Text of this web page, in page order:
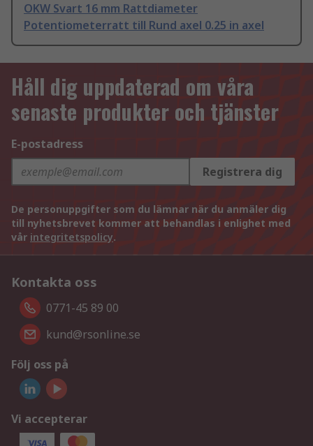
OKW Svart 16 mm Rattdiameter
Potentiometerratt till Rund axel 0.25 in axel
Håll dig uppdaterad om våra
senaste produkter och tjänster
E-postadress
Registrera dig
De personuppgifter som du lämnar när du anmäler dig
till nyhetsbrevet kommer att behandlas i enlighet med
vår integritetspolicy.
Kontakta oss
0771-45 89 00
kund@rsonline.se
Följ oss på
Vi accepterar